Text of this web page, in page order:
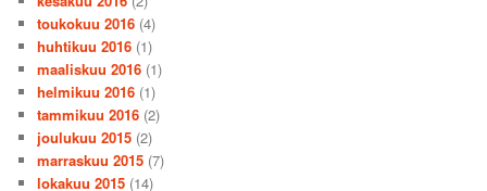
toukokuu 2016 (4)
huhtikuu 2016 (1)
maaliskuu 2016 (1)
helmikuu 2016 (1)
tammikuu 2016 (2)
joulukuu 2015 (2)
marraskuu 2015 (7)
lokakuu 2015 (14)